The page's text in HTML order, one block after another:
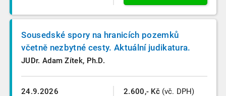
24.9.2026
Sousedské spory na hranicích pozemků
včetně nezbytné cesty. Aktuální judikatura.
JUDr. Adam Zítek, Ph.D.
2.600,- Kč (vč. DPH)